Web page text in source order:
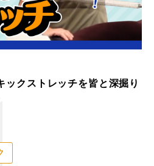
ックストレッチを皆と深掘り